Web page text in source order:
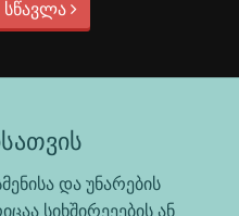
და უნარების
სიხშირეეების ან